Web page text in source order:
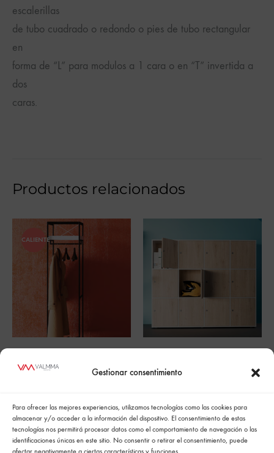
Gestionar consentimiento
Para ofrecer las mejores experiencias, utilizamos tecnologías como las cookies para
almacenar y/o acceder a la información del dispositivo. El consentimiento de estas
tecnologías nos permitirá procesar datos como el comportamiento de navegación o las
identificaciones únicas en este sitio. No consentir o retirar el consentimiento, puede
afectar negativamente a ciertas características y funciones.
escalerillas
de tubo cuadrado o redondo o pies de tubo rectangular
en
forma de “L” para modulos a 1 cara o en “T” invertida a
dos
caras.
Productos relacionados
CALIENTE
de archivos